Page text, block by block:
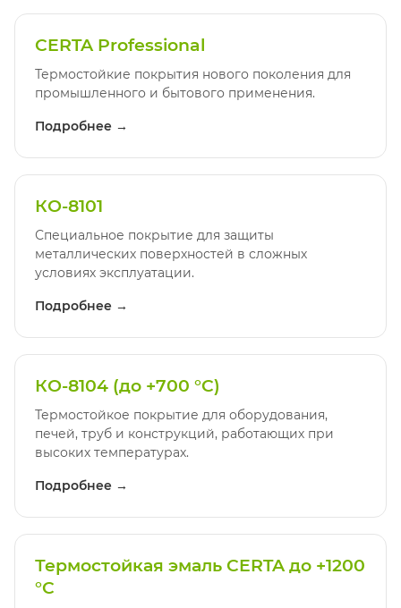
CERTA Professional
Термостойкие покрытия нового поколения для
промышленного и бытового применения.
Подробнее →
КО-8101
Специальное покрытие для защиты
металлических поверхностей в сложных
условиях эксплуатации.
Подробнее →
КО-8104 (до +700 °C)
Термостойкое покрытие для оборудования,
печей, труб и конструкций, работающих при
высоких температурах.
Подробнее →
Термостойкая эмаль CERTA до +1200
°C